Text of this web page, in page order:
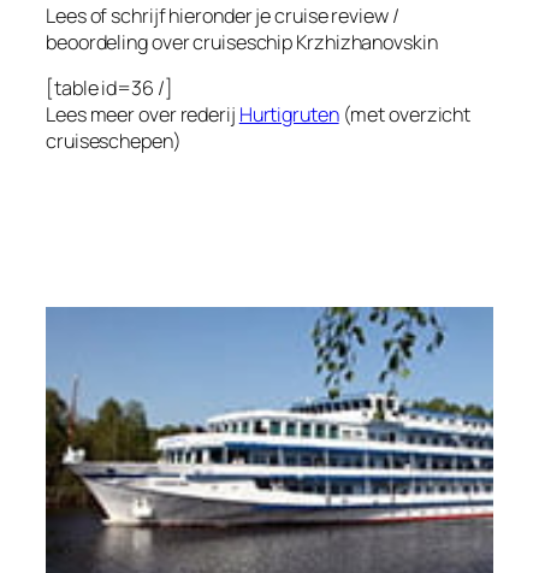
Lees of schrijf hieronder je cruise review /
beoordeling over cruiseschipKrzhizhanovskin
[table id=36 /]
Lees meer over rederij Hurtigruten(met overzicht
cruiseschepen)